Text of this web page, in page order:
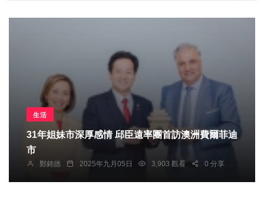
生活
31年姐妹市深厚感情 邱臣遠率團首訪澳洲費爾菲迪
市
鄭銘德 2025年九月05日 3,903 觀看 0 分享